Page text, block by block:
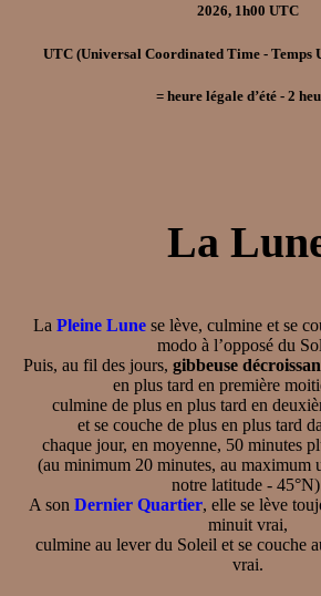
2026, 1h00 UTC
UTC (Universal Coordinated Time - Temps
= heure légale d’été - 2
La
La Pleine Lune se lève, culmine et se
modo à l’opposé du
Puis, au fil des jours, gibbeuse
en plus tard en première
culmine de plus en plus tard en
et se couche de plus en plus tard
chaque jour, en moyenne, 50 minutes
(au minimum 20 minutes, au maximum
notre latitude -
A son Dernier Quartier, elle se lève
minuit vrai,
culmine au lever du Soleil et se couche
vrai.